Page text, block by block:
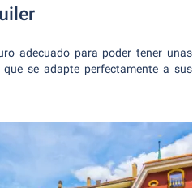
adecuado para poder tener unas
que se adapte perfectamente a sus